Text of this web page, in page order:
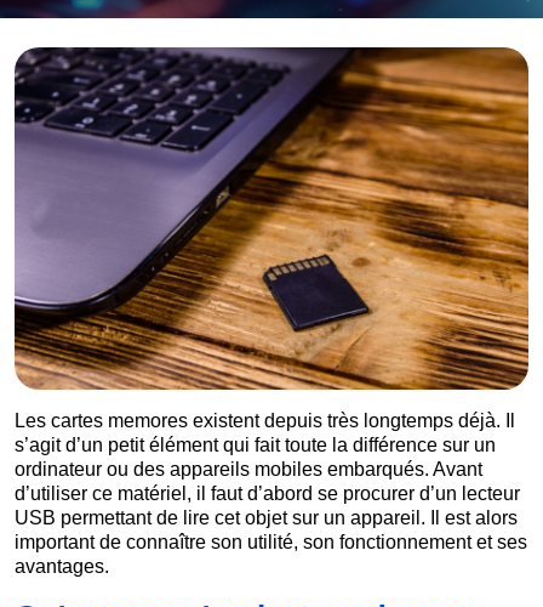
Les cartes memores existent depuis très longtemps déjà. Il
s’agit d’un petit élément qui fait toute la différence sur un
ordinateur ou des appareils mobiles embarqués. Avant
d’utiliser ce matériel, il faut d’abord se procurer d’un lecteur
USB permettant de lire cet objet sur un appareil. Il est alors
important de connaître son utilité, son fonctionnement et ses
avantages.